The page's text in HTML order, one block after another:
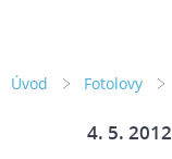
Úvod Fotolovy
4. 5. 2012